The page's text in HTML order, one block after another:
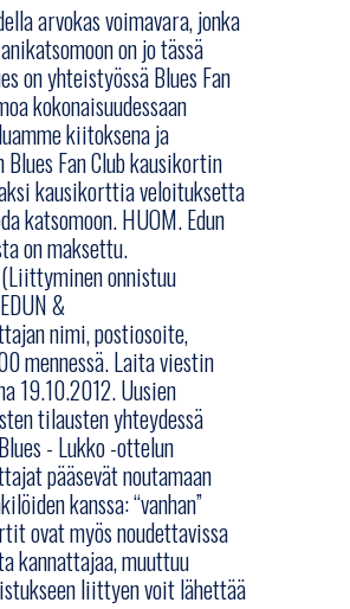
arvokas voimavara, jonka
on jo tässä
on yhteistyössä Blues Fan
kokonaisuudessaan
kiitoksena ja
Fan Club kausikortin
kausikorttia veloituksetta
katsomoon. HUOM. Edun
on maksettu.
onnistuu
&
nimi, postiosoite,
mennessä. Laita viestin
19.10.2012. Uusien
tilausten yhteydessä
- Lukko -ottelun
pääsevät noutamaan
kanssa: “vanhan”
ovat myös noudettavissa
kannattajaa, muuttuu
liittyen voit lähettää